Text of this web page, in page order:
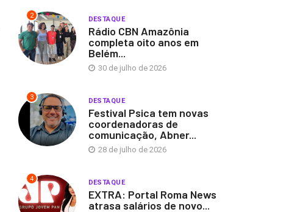
2 DESTAQUE
Rádio CBN Amazônia
completa oito anos em
Belém...
30 de julho de 2026
3 DESTAQUE
Festival Psica tem novas
coordenadoras de
comunicação, Abner...
28 de julho de 2026
4 DESTAQUE
EXTRA: Portal Roma News
atrasa salários de novo...